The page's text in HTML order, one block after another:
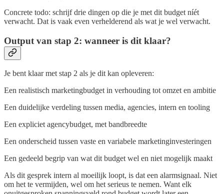
Concrete todo: schrijf drie dingen op die je met dit budget níét
verwacht. Dat is vaak even verhelderend als wat je wel verwacht.
Output van stap 2: wanneer is dit klaar?
Je bent klaar met stap 2 als je dit kan opleveren:
Een realistisch marketingbudget in verhouding tot omzet en ambitie
Een duidelijke verdeling tussen media, agencies, intern en tooling
Een expliciet agencybudget, met bandbreedte
Een onderscheid tussen vaste en variabele marketinginvesteringen
Een gedeeld begrip van wat dit budget wel en niet mogelijk maakt
Als dit gesprek intern al moeilijk loopt, is dat een alarmsignaal. Niet
om het te vermijden, wel om het serieus te nemen. Want elk